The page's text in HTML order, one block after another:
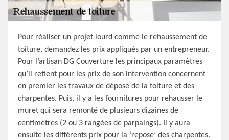
Pour réaliser un projet lourd comme le rehaussement de
toiture, demandez les prix appliqués par un entrepreneur.
Pour l’artisan DG Couverture les principaux paramètres
qu’il retient pour les prix de son intervention concernent
en premier les travaux de dépose de la toiture et des
charpentes. Puis, il y a les fournitures pour rehausser le
muret qui sera remonté de plusieurs dizaines de
centimètres (2 ou 3 rangées de parpaings). Il y aura
ensuite les différents prix pour la ‘repose’ des charpentes.